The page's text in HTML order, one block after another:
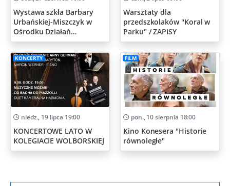
Wystawa szkła Barbary
Urbańskiej-Miszczyk w
Ośrodku Działań
Artystycznych
Warsztaty dla
przedszkolaków "Koral w
Parku" / ZAPISY
KONCERTY
niedz., 19 lipca 19:00
KONCERTOWE LATO W
KOLEGIACIE WOLBORSKIEJ
FILM
pon., 10 sierpnia 18:00
Kino Konesera "Historie
równoległe"